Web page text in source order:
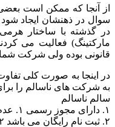
از آنجا که ممکن است بعضی
سوال در ذهنشان ایجاد
در گذشته با ساختار
مارکتینگ) فعالیت می
قانونی بوده ولی شرکت
در اینجا به صورت کلی
به شرکت های ناسالم را
سالم ناسالم
۱. دارای مجوز رسمی ۱. عدم وجود مجوز
۲. ثبت نام رایگان می باشد ۲. حق عضویت اجباری و یاخرید اجباری